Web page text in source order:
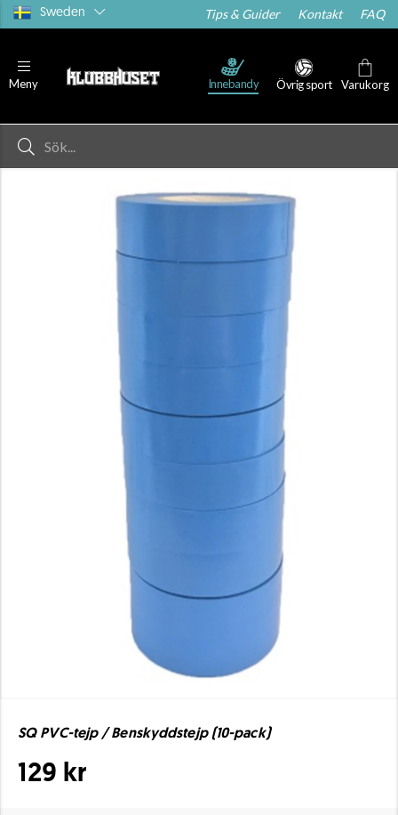
Sweden Tips & Guider Kontakt FAQ
Meny Innebandy Övrig sport Varukorg
SQ PVC-tejp / Benskyddstejp (10-pack)
129 kr